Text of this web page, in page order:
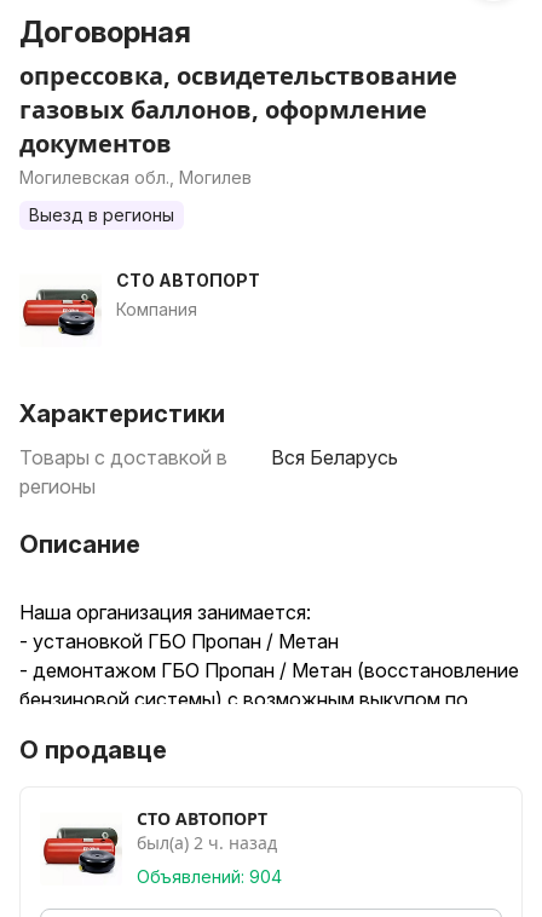
Договорная
опрессовка, освидетельствование
газовых баллонов, оформление
документов
Могилевская обл., Могилев
Выезд в регионы
СТО АВТОПОРТ
Компания
Характеристики
Товары с доставкой в
регионы
Вся Беларусь
Описание
Наша организация занимается:
- установкой ГБО Пропан / Метан
- демонтажом ГБО Пропан / Метан (восстановление
бензиновой системы) с возможным выкупом по
- изготовлением,восстановлением документов и
- освидетельствованием баллонов ГБО Пропан /
Метан
- ремонтом автомобильного газового оборудования
любой сложности
О продавце
СТО АВТОПОРТ
был(а) 2 ч. назад
Объявлений: 904